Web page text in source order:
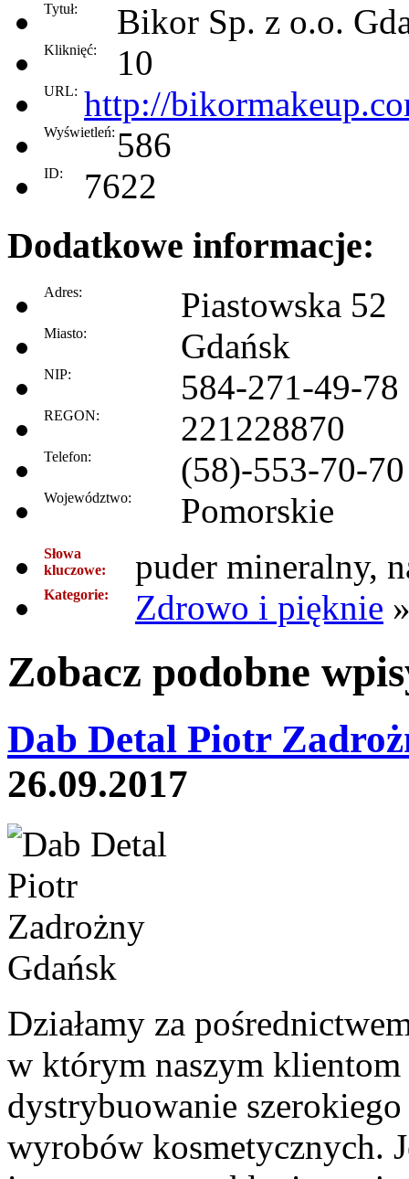
Tytuł: Bikor Sp. z o.o.
Kliknięć: 10
URL: http://
Wyświetleń: 586
ID: 7622
Dodatkowe informacje:
Adres: Piastowska 52
Miasto: Gdańsk
NIP: 584-271-49-78
REGON: 221228870
Telefon: (58)-553-70-70
Województwo: Pomorskie
Słowa
kluczowe:
puder mineralny,
Kategorie: Zdrowo i pięknie
Zobacz podobne
Dab Detal Piotr
26.09.2017
Działamy za
w którym naszym
dystrybuowanie
wyrobów kosmetycznych.